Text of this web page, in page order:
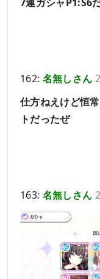
7連ガシャP1:S6
162: 名無しさん
仕方ねえけど恒
トだったぜ
163: 名無しさん